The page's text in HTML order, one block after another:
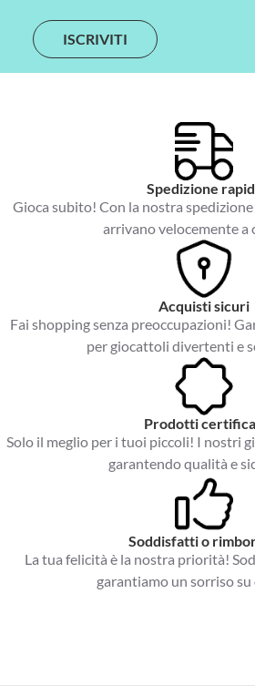
a
i
l
Spedizione
Gioca subito! Con la nostra
arrivano velocemente a
Acquisti sicuri
Fai shopping senza preoccupazioni!
per giocattoli divertenti e
Prodotti
Solo il meglio per i tuoi piccoli! I nostri
garantendo qualità e
Soddisfatti o
La tua felicità è la nostra priorità!
garantiamo un sorriso su